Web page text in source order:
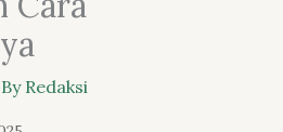
Redaksi